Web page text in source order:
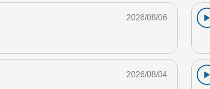
2026/08/06
2026/08/04